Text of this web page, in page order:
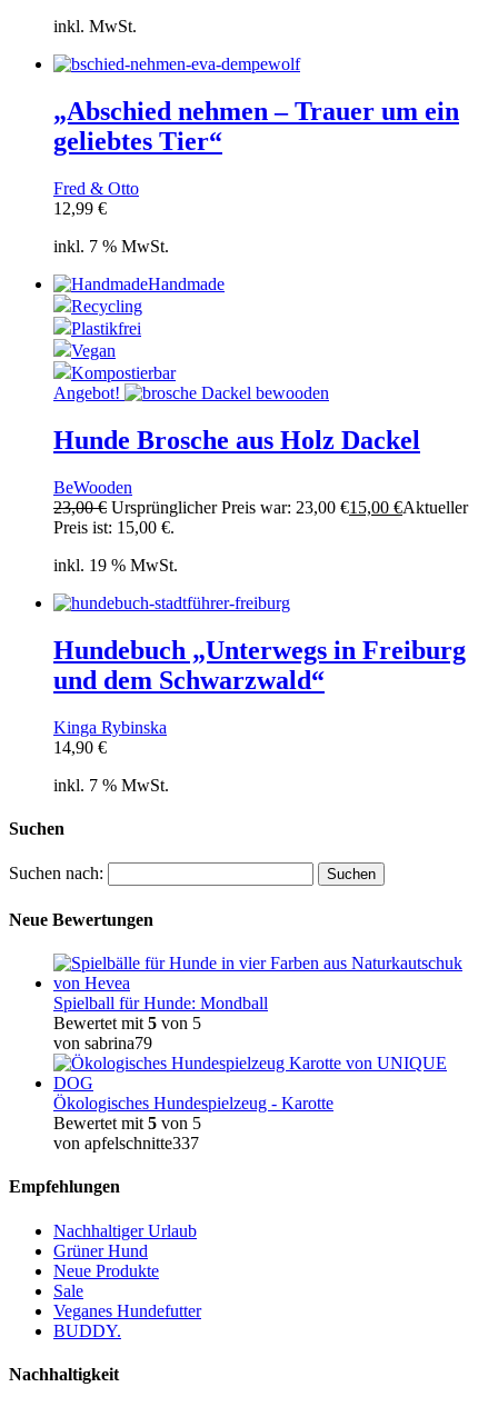
inkl. MwSt.
„Abschied nehmen – Trauer um ein
geliebtes Tier“
Fred & Otto
12,99 €
inkl. 7 % MwSt.
Handmade
Recycling
Plastikfrei
Vegan
Kompostierbar
Angebot!
Hunde Brosche aus Holz Dackel
BeWooden
23,00€ Ursprünglicher Preis war: 23,00 €15,00 €Aktueller
Preis ist: 15,00 €.
inkl. 19 % MwSt.
Hundebuch „Unterwegs in Freiburg
und dem Schwarzwald“
Kinga Rybinska
14,90 €
inkl. 7 % MwSt.
Suchen
Suchen nach:
Neue Bewertungen
Spielball für Hunde: Mondball
Bewertet mit 5 von 5
von sabrina79
Ökologisches Hundespielzeug - Karotte
Bewertet mit 5 von 5
von apfelschnitte337
Empfehlungen
Nachhaltiger Urlaub
Grüner Hund
Neue Produkte
Sale
Veganes Hundefutter
BUDDY.
Nachhaltigkeit